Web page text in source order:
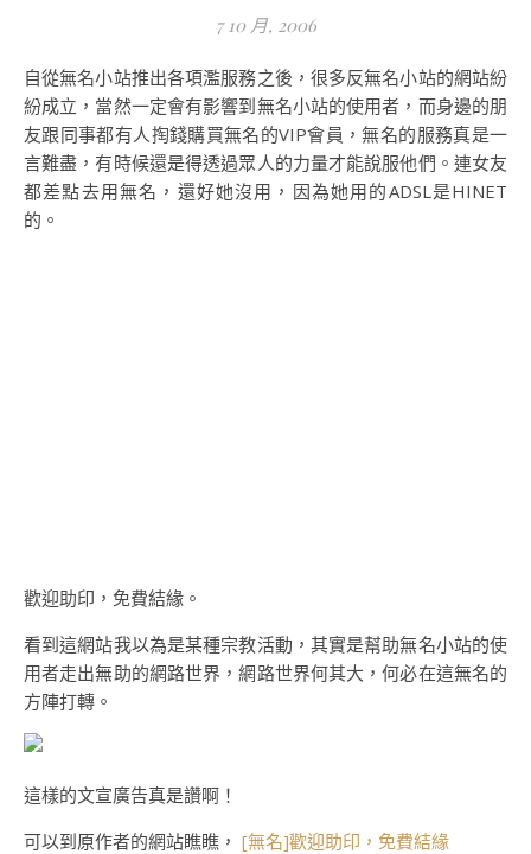
7 10 月, 2006
自從無名小站推出各項濫服務之後，很多反無名小站的網站紛
紛成立，當然一定會有影響到無名小站的使用者，而身邊的朋
友跟同事都有人掏錢購買無名的VIP會員，無名的服務真是一
言難盡，有時候還是得透過眾人的力量才能說服他們。連女友
都差點去用無名，還好她沒用，因為她用的ADSL是HINET
的。
歡迎助印，免費結緣。
看到這網站我以為是某種宗教活動，其實是幫助無名小站的使
用者走出無助的網路世界，網路世界何其大，何必在這無名的
方陣打轉。
這樣的文宣廣告真是讚啊！
可以到原作者的網站瞧瞧， [無名]歡迎助印，免費結緣